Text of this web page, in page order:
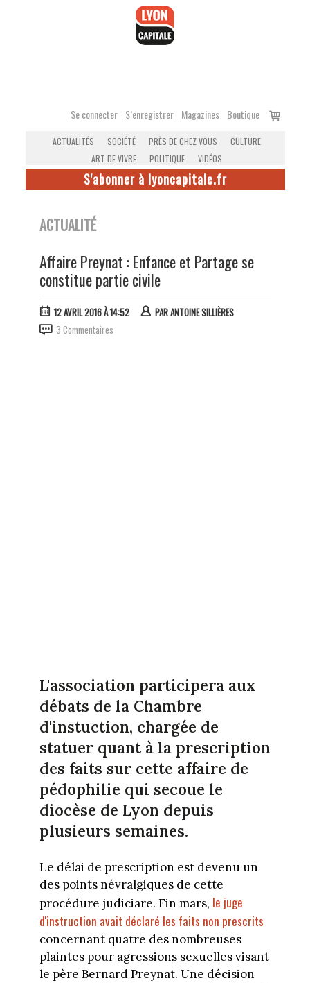
Se connecter S’enregistrer Magazines Boutique
Voir
ACTUALITÉS SOCIÉTÉ PRÈS DE CHEZ VOUS
CULTURE
ART DE VIVRE
POLITIQUE VIDÉOS
S'abonner à lyoncapitale.fr
ACTUALITÉ
Affaire Preynat : Enfance et Partage se
constitue partie civile
12 AVRIL 2016 À 14:52 PARANTOINE SILLIÈRES
3 Commentaires
L'association participera aux
débats de la Chambre
d'instuction, chargée de
statuer quant à la prescription
des faits sur cette affaire de
pédophilie qui secoue le
diocèse de Lyon depuis
plusieurs semaines.
Le délai de prescription est devenu un
des points névralgiques de cette
procédure judiciare. Fin mars, le juge
d'instruction avait déclaré les faits non prescrits
concernant quatre des nombreuses
plaintes pour agressions sexuelles visant
le père Bernard Preynat. Une décision